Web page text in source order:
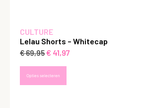
CULTURE
Lelau Shorts – Whitecap
€69,95€ 41,97
Opties selecteren